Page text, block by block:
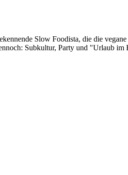
Slow Foodista, die die
Subkultur, Party und "Urlaub im